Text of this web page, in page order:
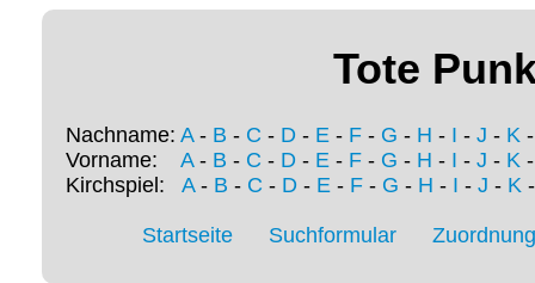
Tote
Nachname: A- B - C - D - E - F - G - H - I - J - K
Vorname: A- B - C - D - E - F - G - H - I - J - K
Kirchspiel: A- B - C - D- E- F- G - H - I - J - K
Startseite Suchformular